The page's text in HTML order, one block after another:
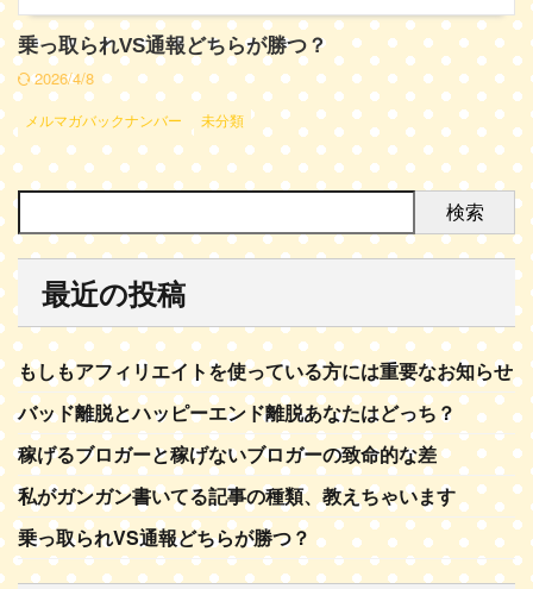
乗っ取られVS通報どちらが勝つ？
2026/4/8
メルマガバックナンバー 未分類
検索
最近の投稿
もしもアフィリエイトを使っている方には重要なお知らせ
バッド離脱とハッピーエンド離脱あなたはどっち？
稼げるブロガーと稼げないブロガーの致命的な差
私がガンガン書いてる記事の種類、教えちゃいます
乗っ取られVS通報どちらが勝つ？